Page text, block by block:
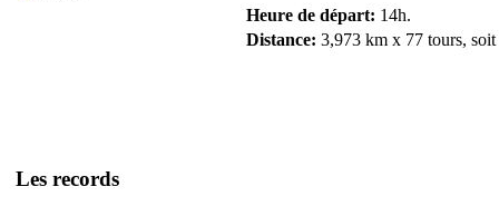
Heure de départ: 14h.
Distance: 3,973 km x 77 tours,
Les records